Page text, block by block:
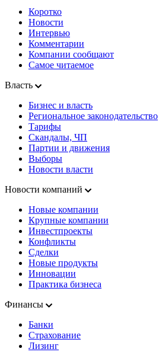
Коротко
Новости
Интервью
Комментарии
Компании сообщают
Самое читаемое
Власть
Бизнес и власть
Региональное законодательство
Тарифы
Скандалы, ЧП
Партии и движения
Выборы
Новости власти
Новости компаний
Новые компании
Крупные компании
Инвестпроекты
Конфликты
Сделки
Новые продукты
Инновации
Практика бизнеса
Финансы
Банки
Страхование
Лизинг